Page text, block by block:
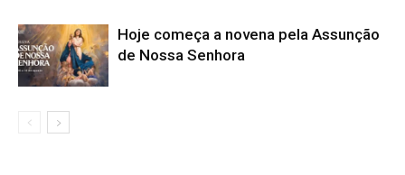
Hoje começa a novena pela Assunção
de Nossa Senhora